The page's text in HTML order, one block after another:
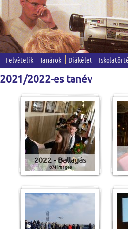
Felvételik Tanárok Diákélet
2021/2022-es tanév
2022 - Ballagás
874 images